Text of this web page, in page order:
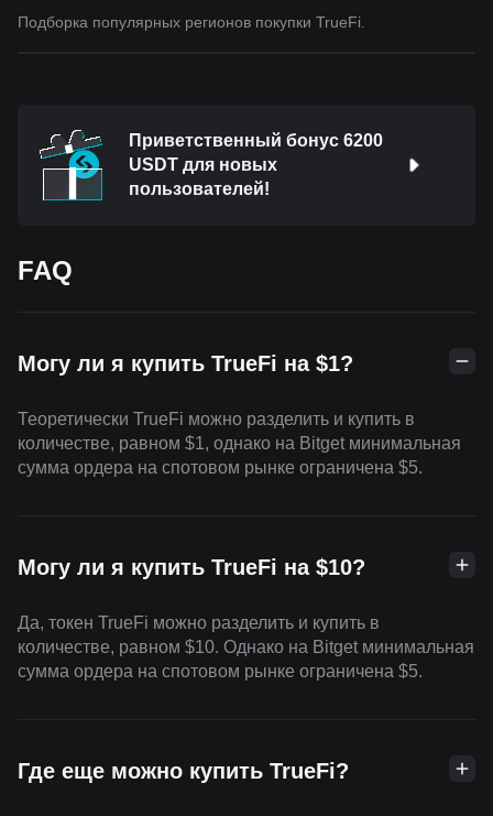
Подборка популярных регионов покупки TrueFi.
Приветственный бонус 6200
USDT для новых
пользователей!
FAQ
Могу ли я купить TrueFi на $1?
Теоретически TrueFi можно разделить и купить в
количестве, равном $1, однако на Bitget минимальная
сумма ордера на спотовом рынке ограничена $5.
Могу ли я купить TrueFi на $10?
Да, токен TrueFi можно разделить и купить в
количестве, равном $10. Однако на Bitget минимальная
сумма ордера на спотовом рынке ограничена $5.
Где еще можно купить TrueFi?